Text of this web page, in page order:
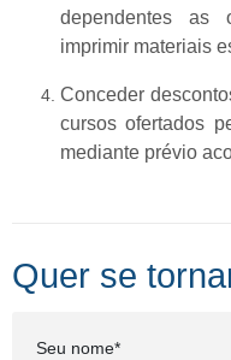
dependentes as
imprimir materiais
Conceder
cursos ofertados
mediante prévio
Quer se
Seu nome*